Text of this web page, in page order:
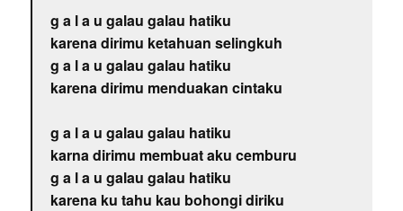
g a l a u galau galau hatiku
karena dirimu ketahuan selingkuh
g a l a u galau galau hatiku
karena dirimu menduakan cintaku
g a l a u galau galau hatiku
karna dirimu membuat aku cemburu
g a l a u galau galau hatiku
karena ku tahu kau bohongi diriku